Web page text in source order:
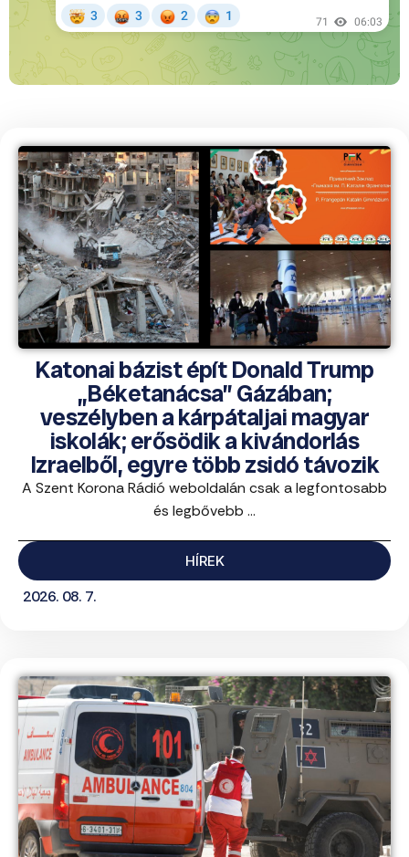
Katonai bázist épít Donald Trump
„Béketanácsa” Gázában;
veszélyben a kárpátaljai magyar
iskolák; erősödik a kivándorlás
Izraelből, egyre több zsidó távozik
A Szent Korona Rádió weboldalán csak a legfontosabb
és legbővebb ...
HÍREK
2026. 08. 7.